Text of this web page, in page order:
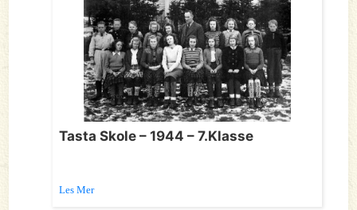
Tasta Skole – 1944 – 7.Klasse
Les Mer